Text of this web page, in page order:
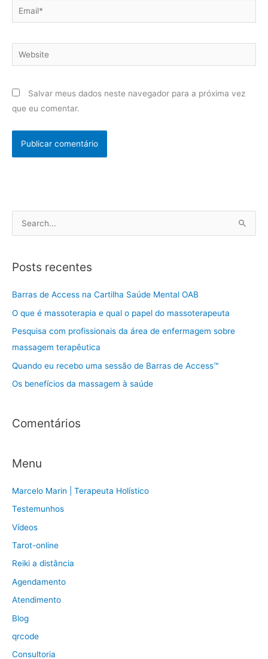
Email*
Website
Salvar meus dados neste navegador para a próxima vez
que eu comentar.
q
u
p
o
:
Posts recentes
Barras de Access na Cartilha Saúde Mental OAB
O que é massoterapia e qual o papel do massoterapeuta
Pesquisa com profissionais da área de enfermagem sobre
massagem terapêutica
Quando eu recebo uma sessão de Barras de Access™
Os benefícios da massagem à saúde
Comentários
Menu
Marcelo Marin | Terapeuta Holístico
Testemunhos
Vídeos
Tarot-online
Reiki a distância
Agendamento
Atendimento
Blog
qrcode
Consultoria